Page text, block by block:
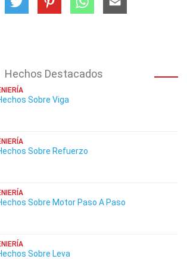
Hechos Destacados
Sobre Viga
Sobre Refuerzo
Sobre Motor Paso A Paso
Sobre Leva